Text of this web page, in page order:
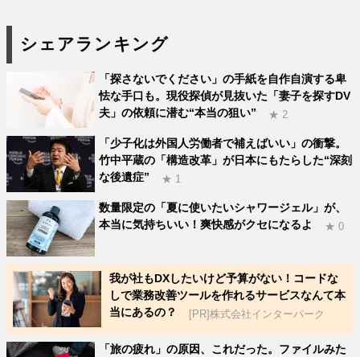
シェアランキング
「探さないでください」の手紙を自作自演する卑
怯な手口も。現役探偵が見抜いた「妻子を探すDV
夫」の依頼に潜む“本当の狙い”
★ 2
「少子化は外国人労働者で補えばいい」の衝撃。
竹中平蔵の「構造改革」が日本にもたらした“深刻
な後遺症”
★ 1
数量限定の「夏に使いたいシャワージェル」が、
本当に気持ちいい！爽快感がクセになるよ
★ 0
我が社もDXしたいけど予算がない！コードな
しで業務改善ツールを作れるサービスなんて本
当にあるの？
[PR]株式会社インターパーク
「旅の疲れ」の原因、これだった。ファイルみた